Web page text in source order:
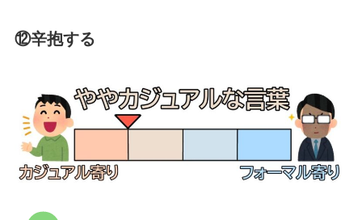
レポート・就活・ビジネスで
の使い方も紹介！
やり取りの言い換え15語！ビ
ジネスやメールで使える類語
⑫辛抱する